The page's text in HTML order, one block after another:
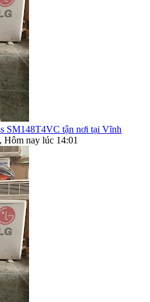
SM148T4VC tận nơi tại Vĩnh
, Hôm nay lúc 14:01